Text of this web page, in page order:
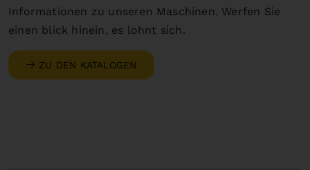
Informationen zu unseren Maschinen. Werfen Sie
einen blick hinein, es lohnt sich.
ZU DEN KATALOGEN